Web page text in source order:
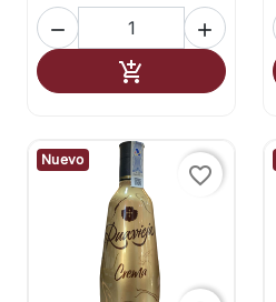
 
 Añadir al carrito
Nuevo
favorite_border